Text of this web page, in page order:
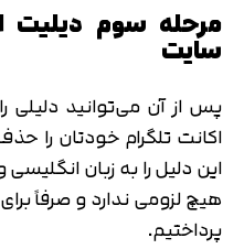
مرحله سوم دیلیت
سایت
پس از آن می‌توانید
اکانت تلگرام خودتان را
این دلیل را به زبان
هیچ لزومی ندارد و صرفاً
پرداختیم.